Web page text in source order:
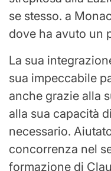
se stesso. a
dove ha avuto un
La sua
sua impeccabile
anche grazie alla
alla sua capacità
necessario.
concorrenza nel
formazione di